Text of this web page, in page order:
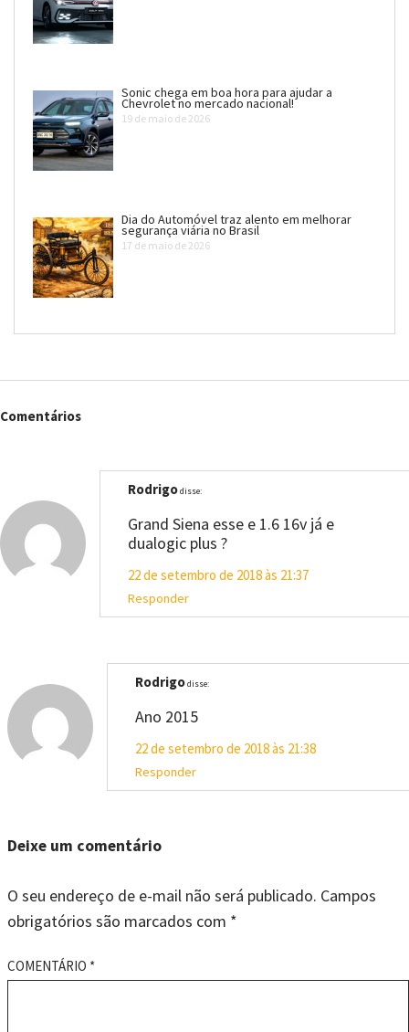
Sonic chega em boa hora para ajudar a
Chevrolet no mercado nacional!
19 de maio de 2026
Dia do Automóvel traz alento em melhorar
segurança viária no Brasil
17 de maio de 2026
Comentários
Rodrigodisse:
Grand Siena esse e 1.6 16v já e
dualogic plus ?
22 de setembro de 2018 às 21:37
Responder
Rodrigodisse:
Ano 2015
22 de setembro de 2018 às 21:38
Responder
Deixe um comentário
O seu endereço de e-mail não será publicado. Campos
obrigatórios são marcados com *
COMENTÁRIO *